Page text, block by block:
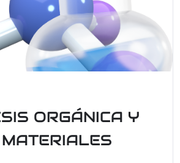
ORGÁNICA Y